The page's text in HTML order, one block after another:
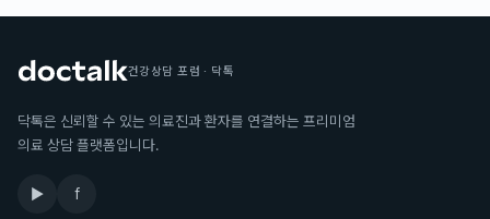
건강상담 포럼 · 닥톡
닥톡은 신뢰할 수 있는 의료진과 환자를 연결하는 프리미엄
의료 상담 플랫폼입니다.
▶ f